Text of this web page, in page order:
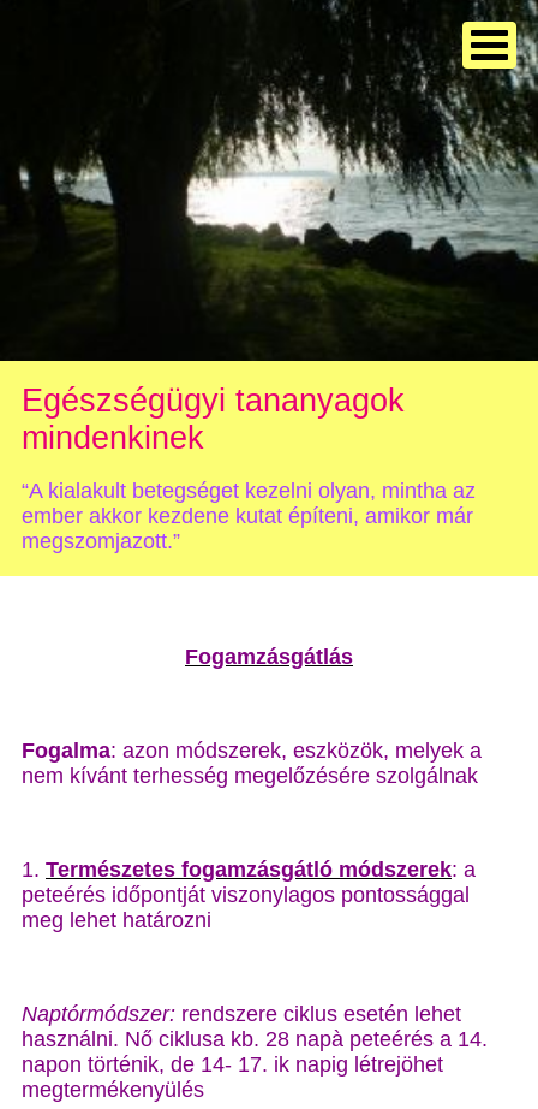
Egészségügyi tananyagok
mindenkinek
“A kialakult betegséget kezelni olyan, mintha az
ember akkor kezdene kutat építeni, amikor már
megszomjazott.”
Fogamzásgátlás
Fogalma: azon módszerek, eszközök, melyek a
nem kívánt terhesség megelőzésére szolgálnak
1. Természetes fogamzásgátló módszerek: a
peteérés időpontját viszonylagos pontossággal
meg lehet határozni
Naptórmódszer: rendszere ciklus esetén lehet
használni. Nő ciklusa kb. 28 napà peteérés a 14.
napon történik, de 14- 17. ik napig létrejöhet
megtermékenyülés